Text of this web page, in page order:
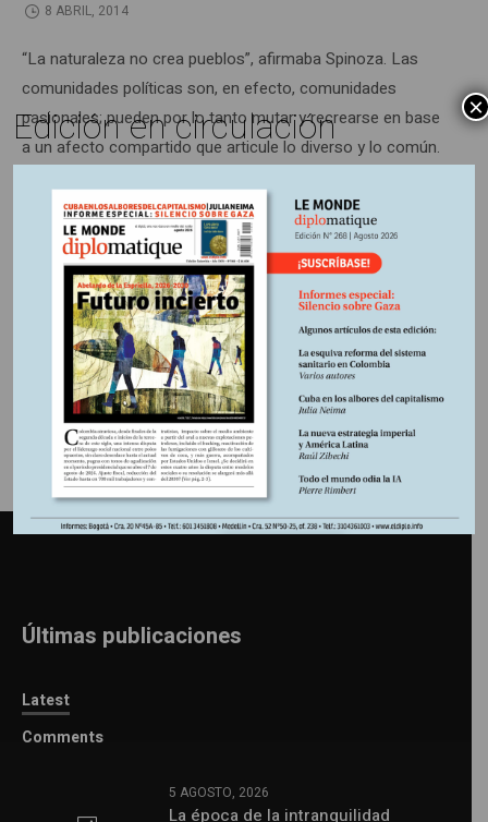
8 ABRIL, 2014
“La naturaleza no crea pueblos”, afirmaba Spinoza. Las
comunidades políticas son, en efecto, comunidades
pasionales; pueden por lo tanto mutar y recrearse en base
a un afecto compartido que articule lo diverso y lo común.
construcción de un pueblo europeo, aunque no sería
suficiente…
Información adicional
Últimas publicaciones
Latest
Comments
5 AGOSTO, 2026
La época de la intranquilidad
Edición en circulación ×